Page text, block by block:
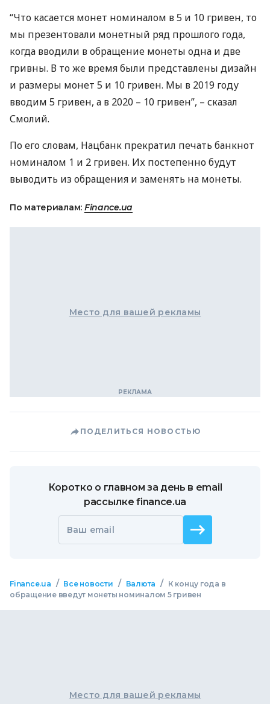
“Что касается монет номиналом в 5 и 10 гривен, то
мы презентовали монетный ряд прошлого года,
когда вводили в обращение монеты одна и две
гривны. В то же время были представлены дизайн
и размеры монет 5 и 10 гривен. Мы в 2019 году
вводим 5 гривен, а в 2020 – 10 гривен”, – сказал
Смолий.
По его словам, Нацбанк прекратил печать банкнот
номиналом 1 и 2 гривен. Их постепенно будут
выводить из обращения и заменять на монеты.
По материалам: Finance.ua
Место для вашей рекламы
ПОДЕЛИТЬСЯ НОВОСТЬЮ
Коротко о главном за день в email
рассылке finance.ua
Ваш email
Finance.ua / Все новости / Валюта /
К концу года в
обращение введут монеты номиналом 5 гривен
Место для вашей рекламы